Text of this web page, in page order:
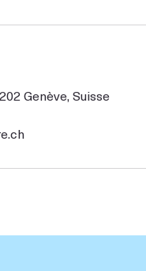
Genève, Suisse